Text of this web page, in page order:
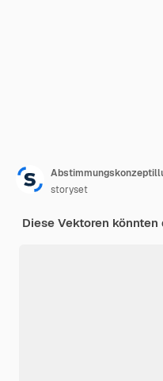
storyset
Diese Vektoren